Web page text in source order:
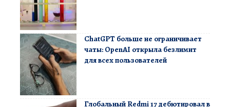
ChatGPT больше не ограничивает
чаты: OpenAI открыла безлимит
для всех пользователей
Глобальный Redmi 17 дебютировал в